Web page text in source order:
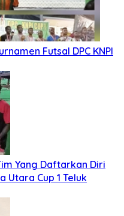
Futsal DPC KNPI
Yang Daftarkan Diri
Utara Cup 1 Teluk